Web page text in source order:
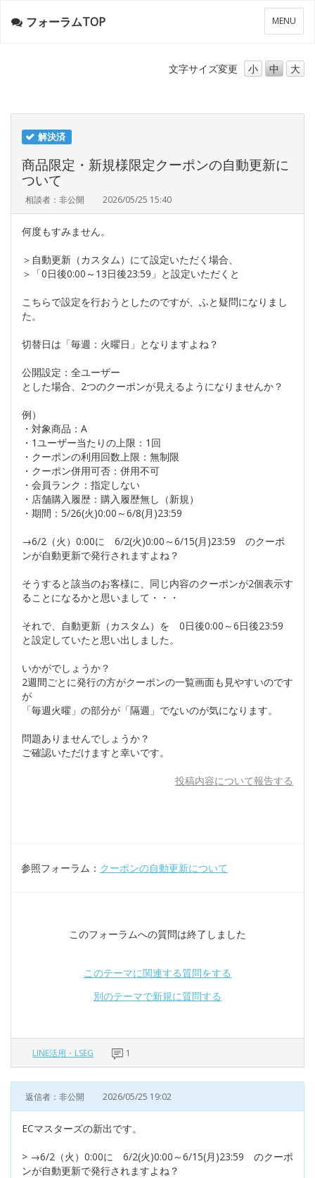
メ
ニ
ー
MENU
フォーラムTOP
文字サイズ変更 小 中 大
解決済
商品限定・新規様限定クーポンの自動更新に
ついて
相談者：非公開 2026/05/25 15:40
何度もすみません。
＞自動更新（カスタム）にて設定いただく場合、
＞「0日後0:00～13日後23:59」と設定いただくと
こちらで設定を行おうとしたのですが、ふと疑問になりまし
た。
切替日は「毎週：火曜日」となりますよね？
公開設定：全ユーザー
とした場合、2つのクーポンが見えるようになりませんか？
例）
・対象商品：A
・1ユーザー当たりの上限：1回
・クーポンの利用回数上限：無制限
・クーポン併用可否：併用不可
・会員ランク：指定しない
・店舗購入履歴：購入履歴無し（新規）
・期間：5/26(火)0:00～6/8(月)23:59
→6/2（火）0:00に 6/2(火)0:00～6/15(月)23:59 のクーポ
ンが自動更新で発行されますよね？
そうすると該当のお客様に、同じ内容のクーポンが2個表示す
ることになるかと思いまして・・・
それで、自動更新（カスタム）を 0日後0:00～6日後23:59
と設定していたと思い出しました。
いかがでしょうか？
2週間ごとに発行の方がクーポンの一覧画面も見やすいのです
が
「毎週火曜」の部分が「隔週」でないのが気になります。
問題ありませんでしょうか？
ご確認いただけますと幸いです。
投稿内容について報告する
参照フォーラム： クーポンの自動更新について
このフォーラムへの質問は終了しました
このテーマに関連する質問をする
別のテーマで新規に質問する
LINE活用・LSEG 1
返信者：非公開 2026/05/25 19:02
ECマスターズの新出です。
> →6/2（火）0:00に 6/2(火)0:00～6/15(月)23:59 のクーポ
ンが自動更新で発行されますよね？